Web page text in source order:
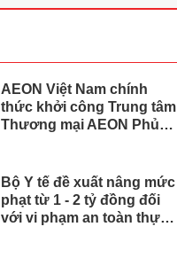
AEON Việt Nam chính
thức khởi công Trung tâm
Thương mại AEON Phủ
Bộ Y tế đề xuất nâng mức
phạt từ 1 - 2 tỷ đồng đối
với vi phạm an toàn thực